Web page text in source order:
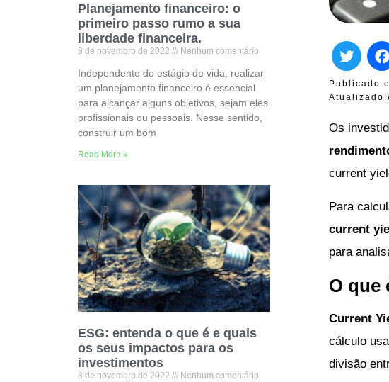
Planejamento financeiro: o
primeiro passo rumo a sua
liberdade financeira.
8 de novembro de 2022 Nenhum comentário
Independente do estágio de vida, realizar
um planejamento financeiro é essencial
para alcançar alguns objetivos, sejam eles
profissionais ou pessoais. Nesse sentido,
construir um bom
Read More »
ESG: entenda o que é e quais
os seus impactos para os
investimentos
8 de novembro de 2022 Nenhum comentário
Publicado
Atualizado
Os
current
Para
current
para
O que
Current
cálculo
divisão